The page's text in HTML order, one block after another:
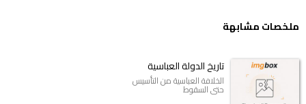
ملخصات مشابهة
تاريخ الدولة العباسية
الخلافة العباسية من التأسيس
حتى السقوط